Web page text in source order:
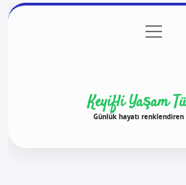
Gizlilik Politikası
menüyü
aç
Keyifli Yaşam
Günlük hayatı